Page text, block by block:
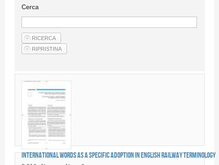
Privacy Policy
Articoli
Fornitori di prodotti e servizi
Cerca
International words as a specific adoption in English railway terminology